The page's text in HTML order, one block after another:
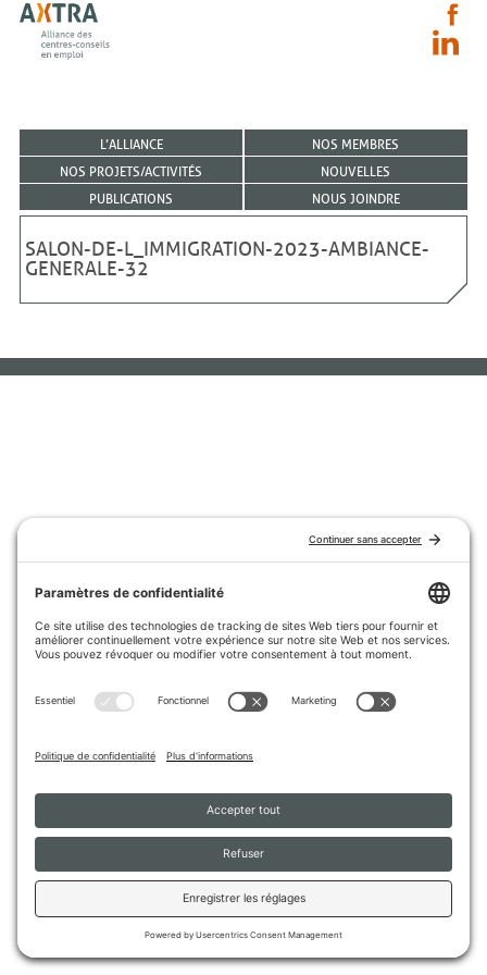
L’ALLIANCE
NOS MEMBRES
NOS PROJETS/ACTIVITÉS
NOUVELLES
PUBLICATIONS
NOUS JOINDRE
SALON-DE-L_IMMIGRATION-2023-AMBIANCE-
GENERALE-32